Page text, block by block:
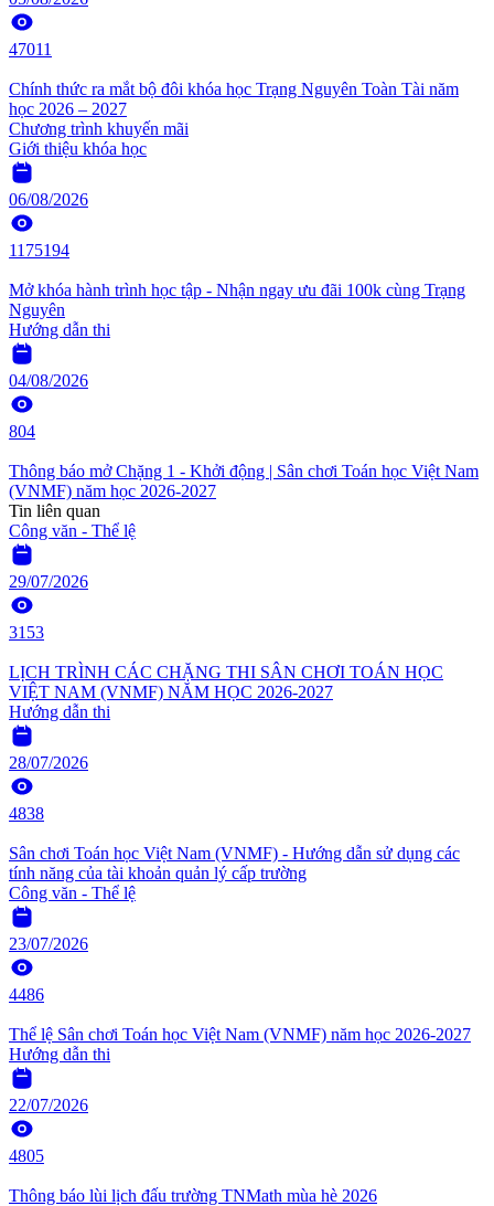
47011
Chính thức ra mắt bộ đôi khóa học Trạng Nguyên Toàn Tài năm
học 2026 – 2027
Chương trình khuyến mãi
Giới thiệu khóa học
06/08/2026
1175194
Mở khóa hành trình học tập - Nhận ngay ưu đãi 100k cùng Trạng
Nguyên
Hướng dẫn thi
04/08/2026
804
Thông báo mở Chặng 1 - Khởi động | Sân chơi Toán học Việt Nam
(VNMF) năm học 2026-2027
Tin liên quan
Công văn - Thể lệ
29/07/2026
3153
LỊCH TRÌNH CÁC CHẶNG THI SÂN CHƠI TOÁN HỌC
VIỆT NAM (VNMF) NĂM HỌC 2026-2027
Hướng dẫn thi
28/07/2026
4838
Sân chơi Toán học Việt Nam (VNMF) - Hướng dẫn sử dụng các
tính năng của tài khoản quản lý cấp trường
Công văn - Thể lệ
23/07/2026
4486
Thể lệ Sân chơi Toán học Việt Nam (VNMF) năm học 2026-2027
Hướng dẫn thi
22/07/2026
4805
Thông báo lùi lịch đấu trường TNMath mùa hè 2026